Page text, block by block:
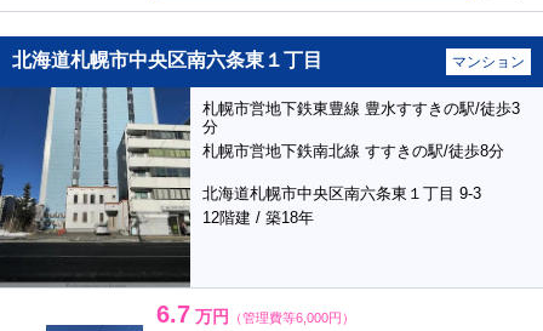
北海道札幌市中央区南六条東１丁目 マンション
札幌市営地下鉄東豊線 豊水すすきの駅/徒歩3
分
札幌市営地下鉄南北線 すすきの駅/徒歩8分
北海道札幌市中央区南六条東１丁目 9-3
12階建 / 築18年
6.7 万円 （管理費等6,000円）